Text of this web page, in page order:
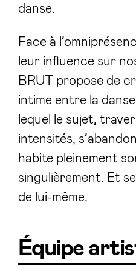
danse.
Face à
leur influence sur
BRUT propose de
intime entre la
lequel le sujet,
intensités,
habite pleinement
singulièrement. Et
de lui-même.
Équipe